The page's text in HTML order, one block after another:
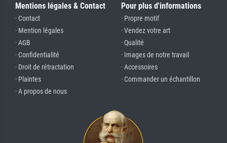
Mentions légales & Contact
· Contact
· Mention légales
· AGB
· Confidentialité
· Droit de rétractation
· Plaintes
· A propos de nous
Pour plus d'informations
· Propre motif
· Vendez votre art
· Qualité
· Images de notre travail
· Accessoires
· Commander un échantillon